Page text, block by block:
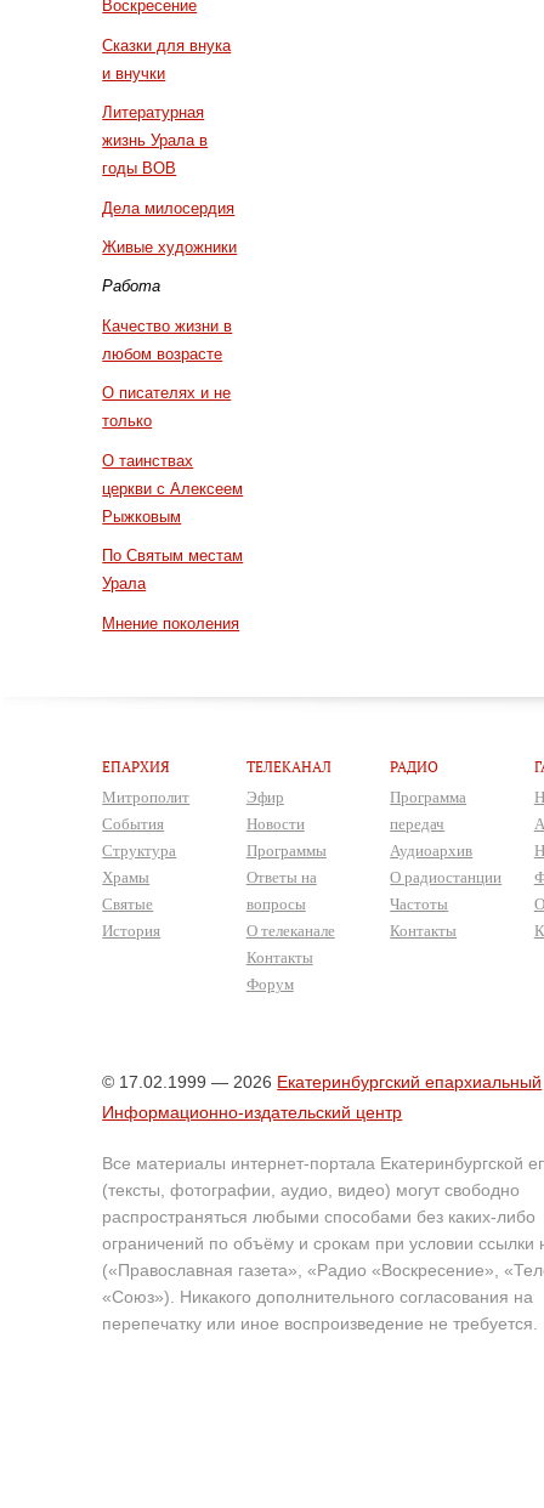
Воскресение
Сказки для внука
и внучки
Литературная
жизнь Урала в
годы ВОВ
Дела милосердия
Живые художники
Работа
Качество жизни в
любом возрасте
О писателях и не
только
О таинствах
церкви с Алексеем
Рыжковым
По Святым местам
Урала
Мнение поколения
ЕПАРХИЯ
Митрополит
События
Структура
Храмы
Святые
История
ТЕЛЕКАНАЛ
Эфир
Новости
Программы
Ответы на
вопросы
О телеканале
Контакты
Форум
РАДИО
Программа
передач
Аудиоархив
О радиостанции
Частоты
Контакты
© 17.02.1999 — 2026 Екатеринбургский епархиальный
Информационно-издательский центр
Все материалы интернет-портала Екатеринбургской
(тексты, фотографии, аудио, видео) могут свободно
распространяться любыми способами без каких-либо
ограничений по объёму и срокам при условии ссылки
(«Православная газета», «Радио «Воскресение»,
«Союз»). Никакого дополнительного согласования на
перепечатку или иное воспроизведение не требуется.